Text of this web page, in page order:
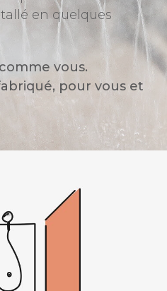
en quelques
vous.
pour vous et